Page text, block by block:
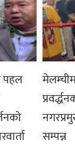
पहल
सम्पन्न